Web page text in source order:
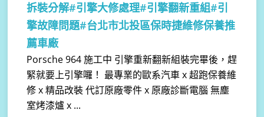
拆裝分解#引擎大修處理#引擎翻新重組#引
擎故障問題#台北市北投區保時捷維修保養推
薦車廠
Porsche 964 施工中 引擎重新翻新組裝完畢後，趕
緊就要上引擎囉！ 最專業的歐系汽車 x 超跑保養維
修 x 精品改裝 代訂原廠零件 x 原廠診斷電腦 無塵
室烤漆爐 x ...